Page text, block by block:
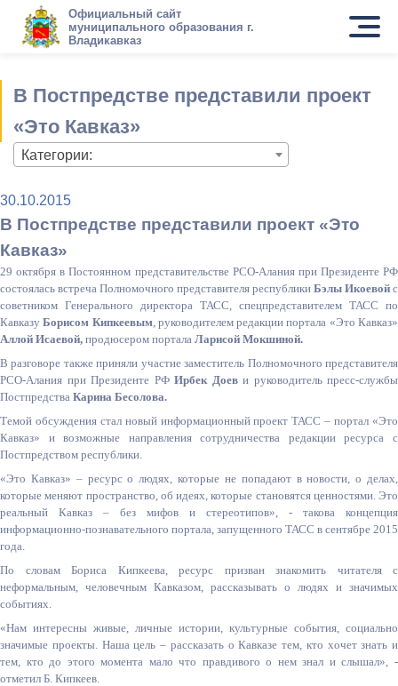
Официальный сайт
муниципального образования г.
Владикавказ
В Постпредстве представили проект
«Это Кавказ»
Категории:
30.10.2015
В Постпредстве представили проект «Это
Кавказ»
29 октября в Постоянном представительстве РСО-Алания при Президенте РФ
состоялась встреча Полномочного представителя республики Бэлы Икоевой с
советником Генерального директора ТАСС, спецпредставителем ТАСС по
КавказуБорисом Кипкеевым, руководителем редакции портала «Это Кавказ»
Аллой Исаевой, продюсером портала Ларисой Мокшиной.
В разговоре также приняли участие заместитель Полномочного представителя
РСО-Алания при Президенте РФ Ирбек Доеви руководитель пресс-службы
Постпредства Карина Бесолова.
Темой обсуждения стал новый информационный проект ТАСС – портал «Это
Кавказ» и возможные направления сотрудничества редакции ресурса с
Постпредством республики.
«Это Кавказ» – ресурс о людях, которые не попадают в новости, о делах,
которые меняют пространство, об идеях, которые становятся ценностями. Это
реальный Кавказ – без мифов и стереотипов», - такова концепция
информационно-познавательного портала, запущенного ТАСС в сентябре 2015
года.
По словам Бориса Кипкеева, ресурс призван знакомить читателя с
неформальным, человечным Кавказом, рассказывать о людях и значимых
событиях.
«Нам интересны живые, личные истории, культурные события, социально
значимые проекты. Наша цель – рассказать о Кавказе тем, кто хочет знать и
тем, кто до этого момента мало что правдивого о нем знал и слышал», -
отметил Б. Кипкеев.